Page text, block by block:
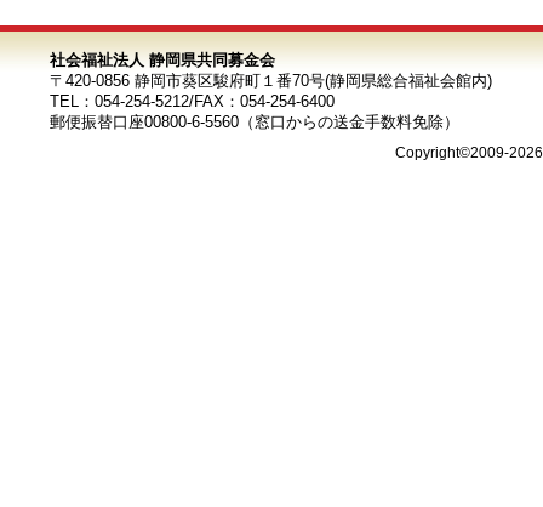
社会福祉法人 静岡県共同募金会
〒420-0856 静岡市葵区駿府町１番70号(静岡県総合福祉会館内)
TEL：054-254-5212/FAX：054-254-6400
郵便振替口座00800-6-5560（窓口からの送金手数料免除）
Copyright©2009-